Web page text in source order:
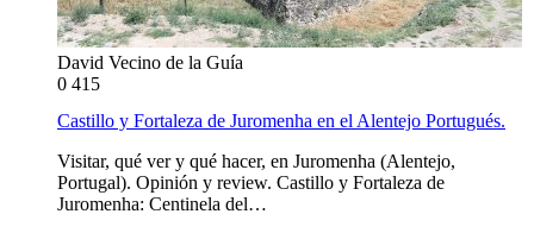
David Vecino de la Guía
0 415
Castillo y Fortaleza de Juromenha en el Alentejo Portugués.
Visitar, qué ver y qué hacer, en Juromenha (Alentejo,
Portugal). Opinión y review. Castillo y Fortaleza de
Juromenha: Centinela del…